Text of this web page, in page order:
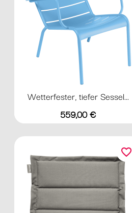
Wetterfester, tiefer Sessel...
Preis
559,00 €
favorite_border